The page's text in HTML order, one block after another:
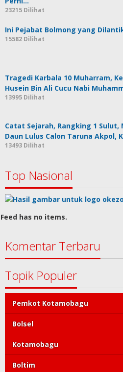
23215 Dilihat
Ini Pejabat Bolmong yang
15582 Dilihat
Tragedi Karbala 10 Muharram,
Husein Bin Ali Cucu Nabi
13995 Dilihat
Catat Sejarah, Rangking 1 Sulut,
Daun Lulus Calon Taruna Akpol,
13493 Dilihat
Top Nasional
Feed has no items.
Komentar Terbaru
Topik Populer
Pemkot Kotamobagu
Bolsel
Kotamobagu
Boltim